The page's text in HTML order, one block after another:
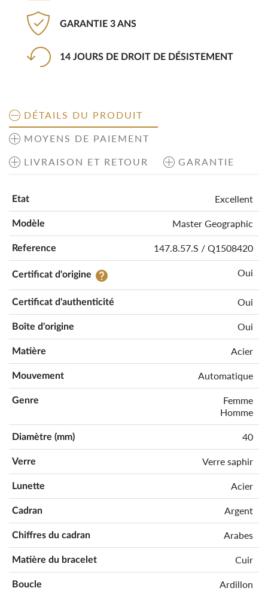
GARANTIE 3 ANS
14 JOURS DE DROIT DE DÉSISTEMENT
DÉTAILS DU PRODUIT
MOYENS DE PAIEMENT
LIVRAISON ET RETOUR GARANTIE
Etat Excellent
Modèle Master Geographic
Reference 147.8.57.S / Q1508420
Certificat d'origine help Oui
Certificat d'authenticité Oui
Boîte d'origine Oui
Matière Acier
Mouvement Automatique
Genre
Femme
Homme
Diamètre (mm) 40
Verre Verre saphir
Lunette Acier
Cadran Argent
Chiffres du cadran Arabes
Matière du bracelet Cuir
Boucle Ardillon